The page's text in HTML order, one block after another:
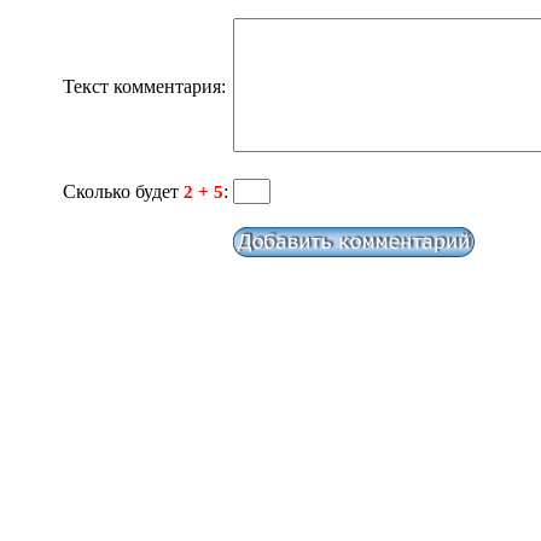
Текст комментария:
Сколько будет 2 + 5: